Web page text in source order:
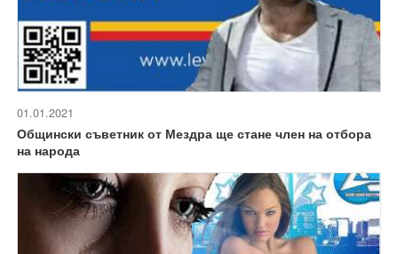
01.01.2021
Общински съветник от Мездра ще стане член на отбора
на народа